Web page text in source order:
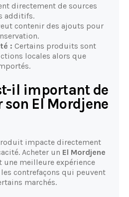
directement de sources
additifs.
contenir des ajouts pour
: Certains produits sont
locales alors que
il important de
El Mordjene
impacte directement
Acheter un El Mordjene
une meilleure expérience
contrefaçons qui peuvent
marchés.